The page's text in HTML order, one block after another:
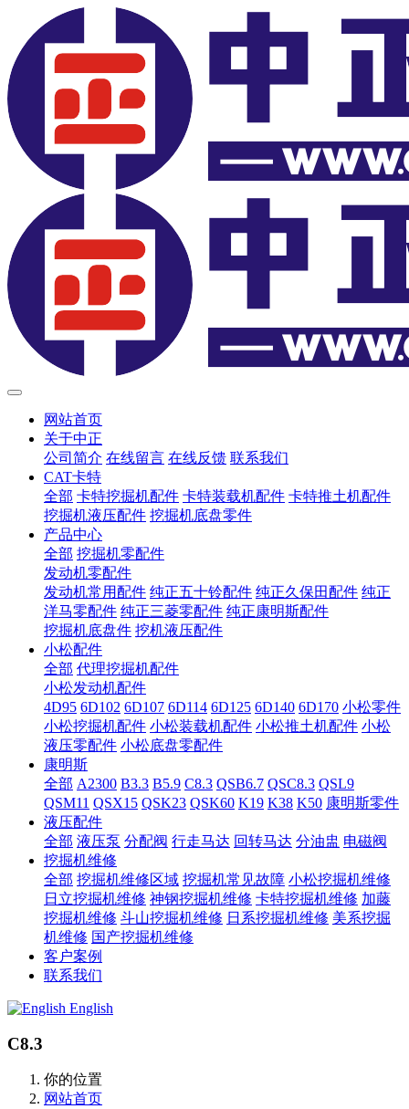
网站首页
关于中正
公司简介 在线留言 在线反馈 联系我们
CAT卡特
全部 卡特挖掘机配件 卡特装载机配件 卡特推土机配件
挖掘机液压配件 挖掘机底盘零件
产品中心
全部 挖掘机零配件
发动机零配件
发动机常用配件 纯正五十铃配件 纯正久保田配件 纯正
洋马零配件 纯正三菱零配件 纯正康明斯配件
挖掘机底盘件 挖机液压配件
小松配件
全部 代理挖掘机配件
小松发动机配件
4D95 6D102 6D107 6D114 6D125 6D140 6D170 小松零件
小松挖掘机配件 小松装载机配件 小松推土机配件 小松
液压零配件 小松底盘零配件
康明斯
全部 A2300 B3.3 B5.9 C8.3 QSB6.7 QSC8.3 QSL9
QSM11 QSX15 QSK23 QSK60 K19 K38 K50 康明斯零件
液压配件
全部 液压泵 分配阀 行走马达 回转马达 分油盅 电磁阀
挖掘机维修
全部 挖掘机维修区域 挖掘机常见故障 小松挖掘机维修
日立挖掘机维修 神钢挖掘机维修 卡特挖掘机维修 加藤
挖掘机维修 斗山挖掘机维修 日系挖掘机维修 美系挖掘
机维修 国产挖掘机维修
客户案例
联系我们
English
C8.3
你的位置
网站首页